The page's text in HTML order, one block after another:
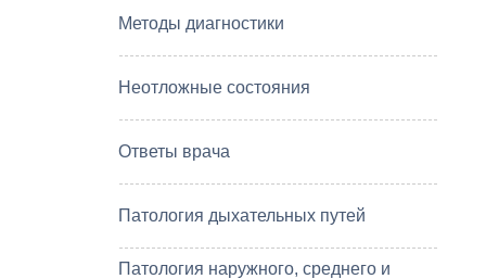
Методы диагностики
Неотложные состояния
Ответы врача
Патология дыхательных путей
Патология наружного, среднего и